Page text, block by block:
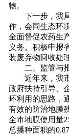
物。
下一步，我局
作，会同生态环
全面督促农药生
义务。积极申报
装废弃物回收处
二、监管与推
近年来，我市
政府扶持引导、
环利用的思路，
有效的防治地膜
全市地膜使用量
总播种面积的